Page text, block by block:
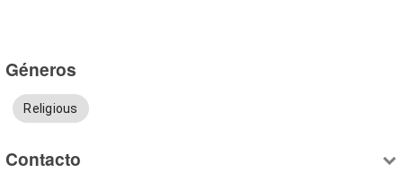
Géneros
Religious
Contacto